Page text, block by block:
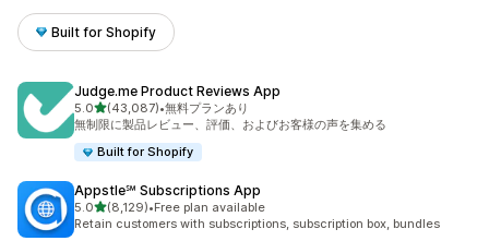
Built for Shopify
Judge.me Product Reviews App
5.05つ星中
(43,087)
合計レビュー数：43087件
•無料プランあり
無制限に製品レビュー、評価、およびお客様の声を集める
Built for Shopify
Appstle℠ Subscriptions App
5.05つ星中
(8,129)
合計レビュー数：8129件
•Free plan available
Retain customers with subscriptions, subscription box, bundles